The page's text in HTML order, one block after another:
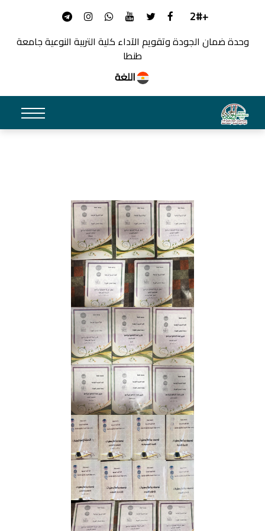
+2#
وحدة ضمان الجودة وتقويم الآداء كلية التربية النوعية جامعة
طنطا
اللغة